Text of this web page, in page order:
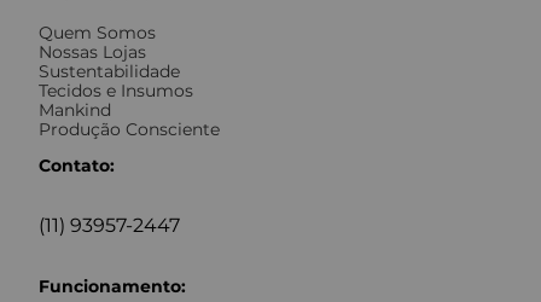
Quem Somos
Nossas Lojas
Sustentabilidade
Tecidos e Insumos
Mankind
Produção Consciente
Contato:
(11) 93957-2447
Funcionamento: